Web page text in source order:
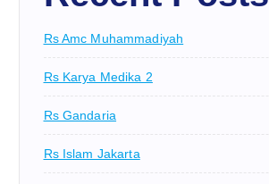
Rs Amc Muhammadiyah
Rs Karya Medika 2
Rs Gandaria
Rs Islam Jakarta